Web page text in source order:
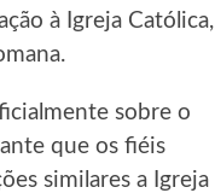
à Igreja Católica,
sobre o
que os fiéis
similares a Igreja